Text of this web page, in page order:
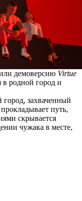
демоверсию Virtue
в родной город и
захваченный
путь,
скрывается
чужака в месте,